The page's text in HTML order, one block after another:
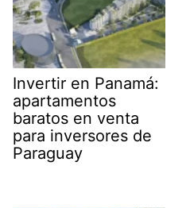
Invertir en Panamá:
apartamentos
baratos en venta
para inversores de
Paraguay